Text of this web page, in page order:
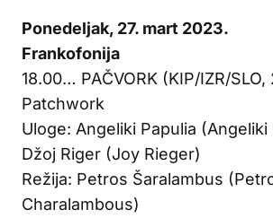
Ponedeljak, 27. mart 2023.
Frankofonija
18.00… PAČVORK (KIP/IZR/SLO,
Patchwork
Uloge: Angeliki Papulia (Angeliki
Džoj Riger (Joy Rieger)
Režija: Petros Šaralambus
Charalambous)